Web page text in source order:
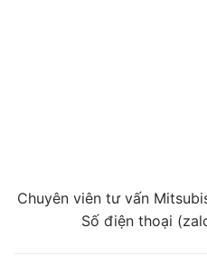
Chuyên viên tư vấn
Số điện thoại